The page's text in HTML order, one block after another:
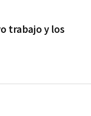
trabajo y los